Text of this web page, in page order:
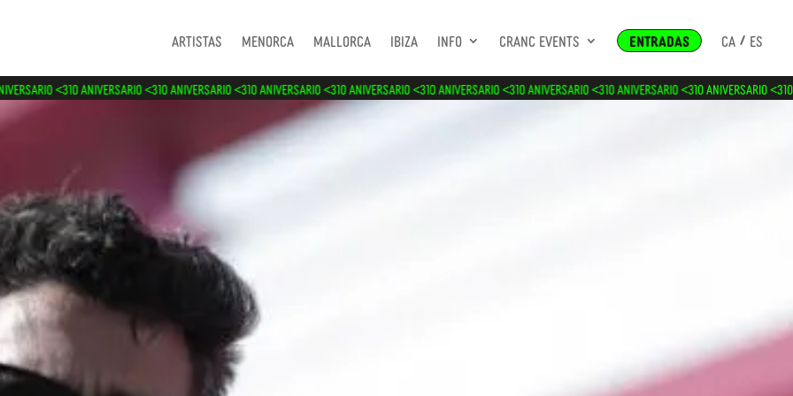
Artistas Menorca Mallorca Ibiza Info Cranc Events entradas CA ES
10 ANIVERSARIO <310 ANIVERSARIO <310 ANIVERSARIO <310 ANIVERSARIO <310 ANIVERSARIO <310 ANIVERSARIO <310 ANIVERSARIO <310 ANIVERSARIO <310